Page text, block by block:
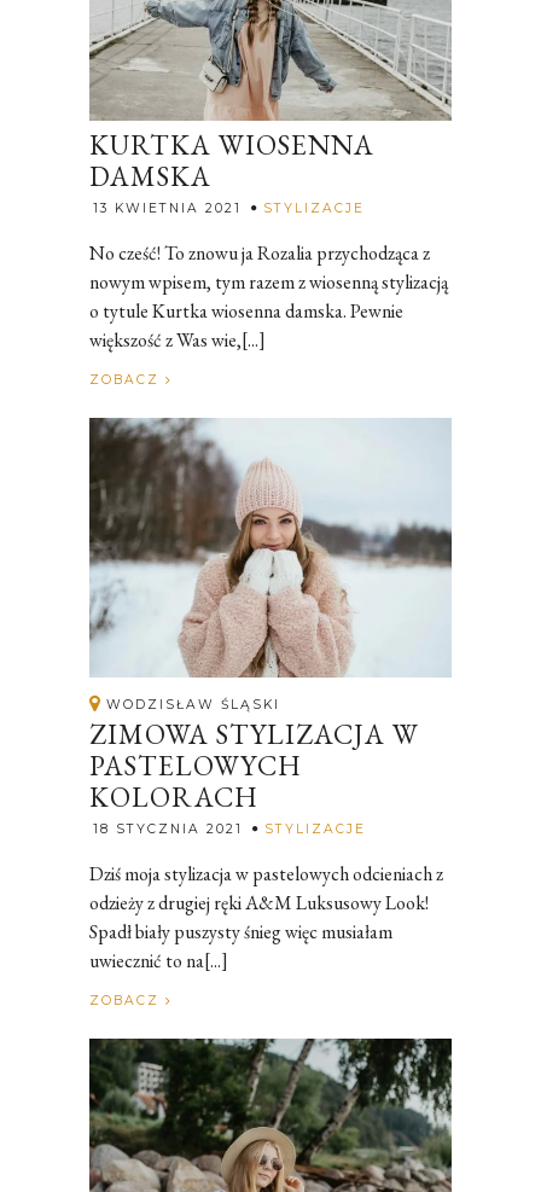
KURTKA WIOSENNA
DAMSKA
13 KWIETNIA 2021 STYLIZACJE
No cześć! To znowu ja Rozalia przychodząca z
nowym wpisem, tym razem z wiosenną stylizacją
o tytule Kurtka wiosenna damska. Pewnie
większość z Was wie,[...]
ZOBACZ
WODZISŁAW ŚLĄSKI
ZIMOWA STYLIZACJA W
PASTELOWYCH
KOLORACH
18 STYCZNIA 2021 STYLIZACJE
Dziś moja stylizacja w pastelowych odcieniach z
odzieży z drugiej ręki A&M Luksusowy Look!
Spadł biały puszysty śnieg więc musiałam
uwiecznić to na[...]
ZOBACZ